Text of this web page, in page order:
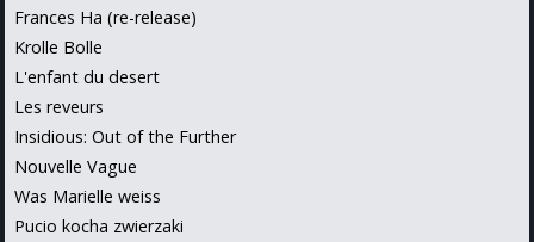
Frances Ha (re-release)
Krolle Bolle
L'enfant du desert
Les reveurs
Insidious: Out of the Further
Nouvelle Vague
Was Marielle weiss
Pucio kocha zwierzaki